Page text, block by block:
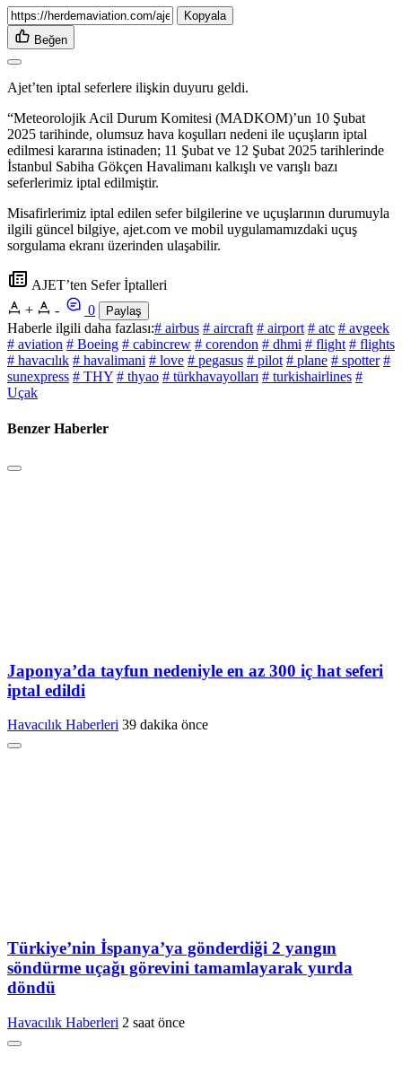
Kopyala
Beğen
Ajet’ten iptal seferlere ilişkin duyuru geldi.
“Meteorolojik Acil Durum Komitesi (MADKOM)’un 10 Şubat
2025 tarihinde, olumsuz hava koşulları nedeni ile uçuşların iptal
edilmesi kararına istinaden; 11 Şubat ve 12 Şubat 2025 tarihlerinde
İstanbul Sabiha Gökçen Havalimanı kalkışlı ve varışlı bazı
seferlerimiz iptal edilmiştir.
Misafirlerimiz iptal edilen sefer bilgilerine ve uçuşlarının durumuyla
ilgili güncel bilgiye, ajet.com ve mobil uygulamamızdaki uçuş
sorgulama ekranı üzerinden ulaşabilir.
AJET’ten Sefer İptalleri
+
- 0 Paylaş
Haberle ilgili daha fazlası:# airbus # aircraft # airport # atc # avgeek
# aviation # Boeing # cabincrew # corendon # dhmi # flight # flights
# havacılık # havalimani # love # pegasus # pilot # plane # spotter #
sunexpress # THY # thyao # türkhavayolları # turkishairlines #
Uçak
Benzer Haberler
Japonya’da tayfun nedeniyle en az 300 iç hat seferi
iptal edildi
Havacılık Haberleri 39 dakika önce
Türkiye’nin İspanya’ya gönderdiği 2 yangın
söndürme uçağı görevini tamamlayarak yurda
döndü
Havacılık Haberleri 2 saat önce